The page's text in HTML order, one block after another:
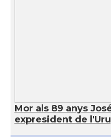
Mor als 89 anys
expresident de